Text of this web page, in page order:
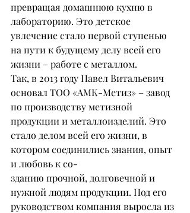
превращая домашнюю кухню в
лабораторию. Это детское
увлечение стало первой ступенью
на пути к будущему делу всей его
жизни – работе с металлом.
Так, в 2013 году Павел Витальевич
основал ТОО «АМК-Метиз» – завод
по производству метизной
продукции и металлоизделий. Это
стало делом всей его жизни, в
котором соединились знания, опыт
и любовь к со-
зданию прочной, долговечной и
нужной людям продукции. Под его
руководством компания выросла из